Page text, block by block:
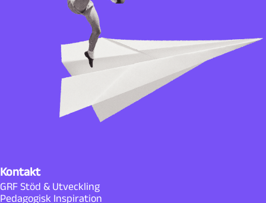
Kontakt
GRF Stöd & Utveckling
Pedagogisk Inspiration